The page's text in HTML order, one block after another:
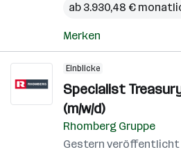
ab 3.930,48 €
Merken
Einblicke
Specialist
(m/w/d)
Rhomberg Gruppe
Gestern veröffentlicht